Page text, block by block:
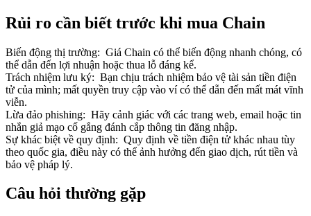
Rủi ro cần biết trước khi mua Chain
Biến động thị trường: Giá Chain có thể biến động nhanh chóng, có
thể dẫn đến lợi nhuận hoặc thua lỗ đáng kể.
Trách nhiệm lưu ký: Bạn chịu trách nhiệm bảo vệ tài sản tiền điện
tử của mình; mất quyền truy cập vào ví có thể dẫn đến mất mát vĩnh
viễn.
Lừa đảo phishing: Hãy cảnh giác với các trang web, email hoặc tin
nhắn giả mạo cố gắng đánh cắp thông tin đăng nhập.
Sự khác biệt về quy định: Quy định về tiền điện tử khác nhau tùy
theo quốc gia, điều này có thể ảnh hưởng đến giao dịch, rút tiền và
bảo vệ pháp lý.
Câu hỏi thường gặp